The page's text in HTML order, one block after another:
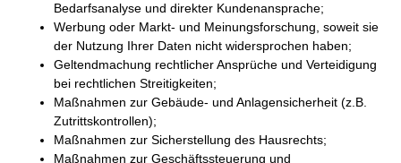
Bedarfsanalyse und direkter Kundenansprache;
Werbung oder Markt- und Meinungsforschung, soweit sie
der Nutzung Ihrer Daten nicht widersprochen haben;
Geltendmachung rechtlicher Ansprüche und Verteidigung
bei rechtlichen Streitigkeiten;
Maßnahmen zur Gebäude- und Anlagensicherheit (z.B.
Zutrittskontrollen);
Maßnahmen zur Sicherstellung des Hausrechts;
Maßnahmen zur Geschäftssteuerung und